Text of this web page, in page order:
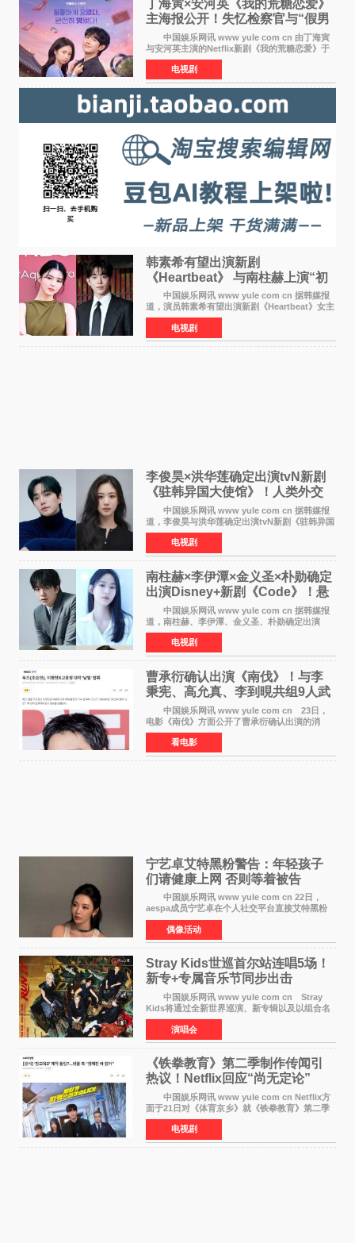
丁海寅×安河英《我的荒糖恋爱》
主海报公开！失忆检察官与“假男
友”同居罗曼史来
中国娱乐网讯 www yule com cn 由丁海寅
与安河英主演的Netflix新剧《我的荒糖恋爱》于
近日公开主海报，正式进入开播倒计时。 海
报中，两人并肩站在充满怀旧气息的九津麦芽村
街道上，丁
电视剧
韩素希有望出演新剧
《Heartbeat》 与南柱赫上演“初
恋归来”奇幻罗曼史
中国娱乐网讯 www yule com cn 据韩媒报
道，演员韩素希有望出演新剧《Heartbeat》女主
角，与南柱赫合作，引发高度关注。 韩素希
在剧中饰演能够看到过去的女人洪莎朗一角，因
初恋的意外
电视剧
李俊昊×洪华莲确定出演tvN新剧
《驻韩异国大使馆》！人类外交
官与“龙”大使的奇幻
中国娱乐网讯 www yule com cn 据韩媒报
道，李俊昊与洪华莲确定出演tvN新剧《驻韩异国
大使馆》，分别担任男女主角，引发期待。
该剧讲述了一位因管理驻韩异国大使馆（负责管
理居住在大韩
电视剧
南柱赫×李伊潭×金义圣×朴勋确定
出演Disney+新剧《Code》！悬
疑犯罪惊悚明年上线
中国娱乐网讯 www yule com cn 据韩媒报
道，南柱赫、李伊潭、金义圣、朴勋确定出演
Disney+新剧《Code》，该剧预计将于明年播
出，引发高度关注。 本剧改编自同名人气台
剧，讲述了一位往来
电视剧
曹承衍确认出演《南伐》！与李
秉宪、高允真、李到晛共组9人武
士团
中国娱乐网讯 www yule com cn 23日，
电影《南伐》方面公开了曹承衍确认出演的消
息。通过歌手活动展现出独特色彩的曹承衍将在
片中饰演拥有出色弓箭技术的弓箭手，他将在这
一历史动作大片中展
看电影
宁艺卓艾特黑粉警告：年轻孩子
们​请健康上网 否则等着被告
中国娱乐网讯 www yule com cn 22日，
aespa成员宁艺卓在个人社交平台直接艾特黑粉
账号，正面喊话回应长期以来的恶意攻击，引发
广泛关注。 宁艺卓在文中表示，自己早已注
意到部分网友持续
偶像活动
Stray Kids世巡首尔站连唱5场！
新专+专属音乐节同步出击
中国娱乐网讯 www yule com cn Stray
Kids将通过全新世界巡演、新专辑以及以组合名
义打造的专属音乐节等一系列全球活动，开启事
业发展的全新篇章。 Stray Kids将于7月25日
至26日、29日
演唱会
《铁拳教育》第二季制作传闻引
热议！Netflix回应“尚无定论”
中国娱乐网讯 www yule com cn Netflix方
面于21日对《体育京乡》就《铁拳教育》第二季
制作传闻划清界限，表示尚无定论。然而，业界
却有传闻称已就《铁拳教育》第二季的制作展开
了讨论——《
电视剧